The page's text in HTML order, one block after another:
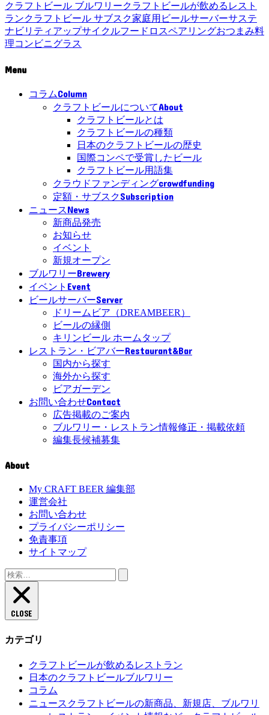
クラフトビール ブルワリークラフトビールが飲めるレスト
ランクラフトビール サブスク家庭用ビールサーバーサステ
ナビリティ アップサイクルフードロスペアリングおつまみ料
理コンビニグラス
Menu
コラムColumn
クラフトビールについてAbout
クラフトビールとは
クラフトビールの種類
日本のクラフトビールの歴史
国際コンペで受賞したビール
クラフトビール用語集
クラウドファンディングcrowdfunding
定額・サブスクSubscription
ニュースNews
新商品発売
お知らせ
イベント
新規オープン
ブルワリーBrewery
イベント Event
ビールサーバーServer
ドリームビア（DREAMBEER）
ビールの縁側
キリンビール ホームタップ
レストラン・ビアバーRestaurant&Bar
国内から探す
海外から探す
ビアガーデン
お問い合わせContact
広告掲載のご案内
ブルワリー・レストラン情報修正・掲載依頼
編集長候補募集
About
My CRAFT BEER 編集部
運営会社
お問い合わせ
プライバシーポリシー
免責事項
サイトマップ
検
索:
CLOSE
カテゴリ
クラフトビールが飲めるレストラン
日本のクラフトビールブルワリー
コラム
ニュース クラフトビールの新商品、新規店、ブルワリ